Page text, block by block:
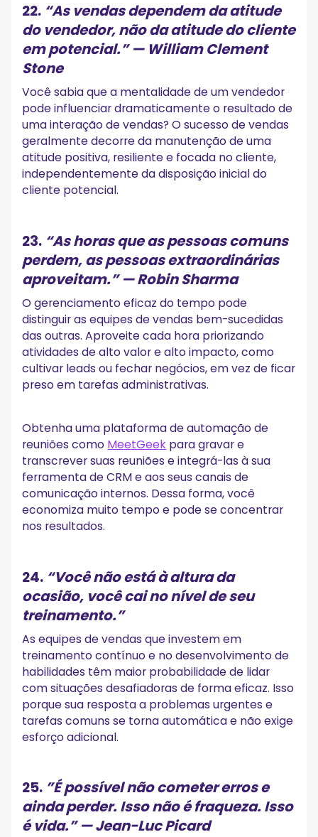
22. “As vendas dependem da atitude
do vendedor, não da atitude do cliente
em potencial.”— William Clement
Stone
Você sabia que a mentalidade de um vendedor
pode influenciar dramaticamente o resultado de
uma interação de vendas? O sucesso de vendas
geralmente decorre da manutenção de uma
atitude positiva, resiliente e focada no cliente,
independentemente da disposição inicial do
cliente potencial.
23. “As horas que as pessoas comuns
perdem, as pessoas extraordinárias
aproveitam.”— Robin Sharma
O gerenciamento eficaz do tempo pode
distinguir as equipes de vendas bem-sucedidas
das outras. Aproveite cada hora priorizando
atividades de alto valor e alto impacto, como
cultivar leads ou fechar negócios, em vez de ficar
preso em tarefas administrativas.
Obtenha uma plataforma de automação de
reuniões como MeetGeek para gravar e
transcrever suas reuniões e integrá-las à sua
ferramenta de CRM e aos seus canais de
comunicação internos. Dessa forma, você
economiza muito tempo e pode se concentrar
nos resultados.
24. “Você não está à altura da
ocasião, você cai no nível de seu
treinamento.”
As equipes de vendas que investem em
treinamento contínuo e no desenvolvimento de
habilidades têm maior probabilidade de lidar
com situações desafiadoras de forma eficaz. Isso
porque sua resposta a problemas urgentes e
tarefas comuns se torna automática e não exige
esforço adicional.
25. ”É possível não cometer erros e
ainda perder. Isso não é fraqueza. Isso
é vida.”— Jean-Luc Picard